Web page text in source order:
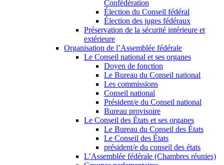
Confédération
Élection du Conseil fédéral
Élection des juges fédéraux
Préservation de la sécurité intérieure et
extérieure
Organisation de l’Assemblée fédérale
Le Conseil national et ses organes
Doyen de fonction
Le Bureau du Conseil national
Les commissions
Conseil national
Président/e du Conseil national
Bureau provisoire
Le Conseil des États et ses organes
Le Bureau du Conseil des États
Le Conseil des États
président/e du conseil des états
L’Assemblée fédérale (Chambres réunies)